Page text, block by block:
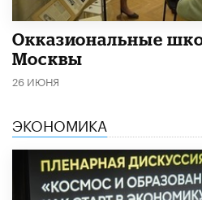
​Окказиональные
Москвы
26 ИЮНЯ
ЭКОНОМИКА